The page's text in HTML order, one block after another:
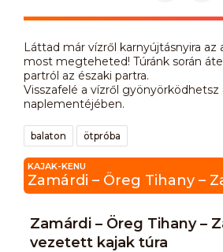
Láttad már vízről karnyújtásnyira az
most megteheted! Túránk során
partról az északi partra.
Visszafelé a vízről
naplementéjében.
balaton ötpróba
KAJAK-KENU
Zamárdi – Öreg Tihany –
vezetett kajak túra